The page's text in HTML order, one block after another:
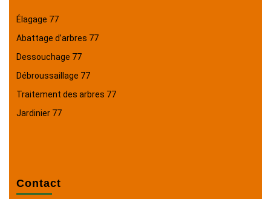
Élagage 77
Abattage d’arbres 77
Dessouchage 77
Débroussaillage 77
Traitement des arbres 77
Jardinier 77
Contact